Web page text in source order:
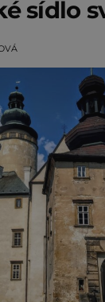
sídlo